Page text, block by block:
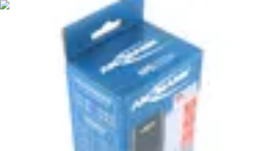
Marques du Monde
Stratégies de Branding
Tendances
Marques du Monde